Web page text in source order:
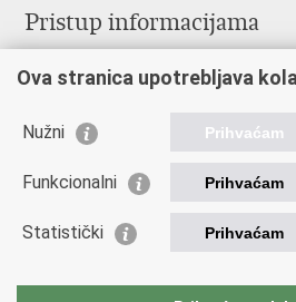
Pristup informacijama
Savjetovanje
Zapošljavanje
Odnosi s javnošću
Važne poveznice
Ministarstvo unutarnjih poslova
Ova stranica upotrebljava
Nužni Prihvaćam
Funkcionalni Prihvaćam
Statistički Prihvaćam